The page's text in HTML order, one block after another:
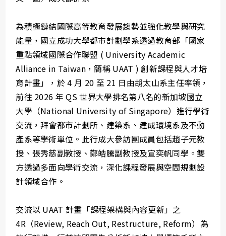
為積極鏈結國際高等教育發展趨勢並強化教學與研究
能量，國立成功大學都市計劃學系透過教育部「國家
重點領域國際合作聯盟 ( University Academic
Alliance in Taiwan，簡稱 UAAT ) 創新課程與人才培
育計畫」，於 4 月 20 至 21 日由胡太山系主任率領，
前往 2026 年 QS 世界大學排名第八名的新加坡國立
大學（National University of Singapore）進行學術
交流，拜會都市計劃所、建築系、建成環境系及不動
產系等學術單位。此行成大參訪團成員包括趙子元教
授、張秀慈副教授、鄭皓騰副教授及宣奕帆同學。雙
方透過多面向學術交流，深化課程發展與空間規劃設
計領域合作。
交流以 UAAT 計畫「課程架構與內容更新」之
4R（Review, Reach Out, Restructure, Reform）為